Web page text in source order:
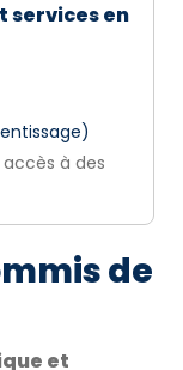
services en
à des
de
et